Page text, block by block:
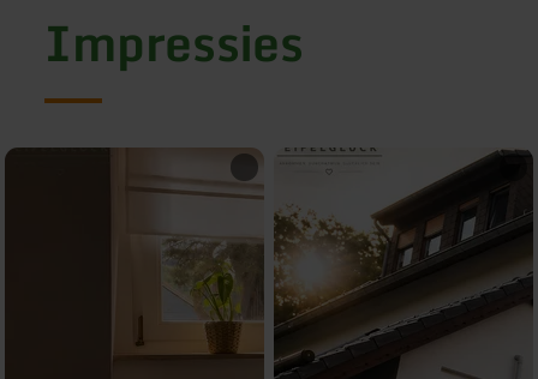
Impressies